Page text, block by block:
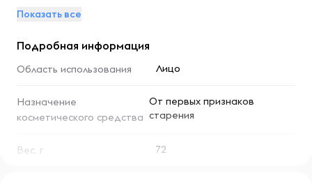
Показать все
Подробная информация
Область использования Лицо
Назначение
косметического средства
От первых признаков
старения
Вес, г 72